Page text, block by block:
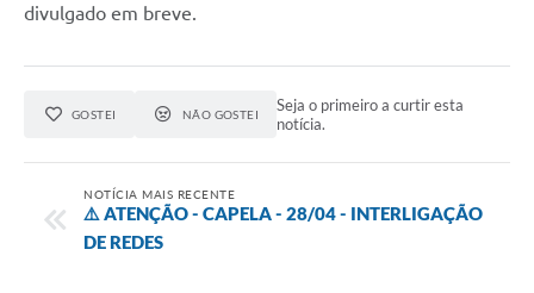
divulgado em breve.
GOSTEI NÃO GOSTEI
Seja o primeiro a curtir esta
notícia.
NOTÍCIA MAIS RECENTE
⚠️ ATENÇÃO - CAPELA - 28/04 - INTERLIGAÇÃO
DE REDES